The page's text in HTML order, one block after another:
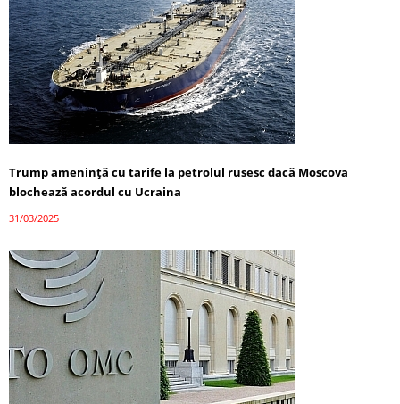
Trump amenință cu tarife la petrolul rusesc dacă Moscova
blochează acordul cu Ucraina
31/03/2025